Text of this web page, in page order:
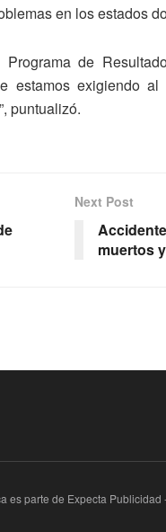
en los estados
de
exigiendo
puntualizó.
Next Post
muertos
es parte de Expecta